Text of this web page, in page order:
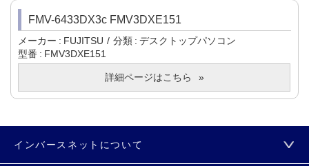
FMV-6433DX3c FMV3DXE151
メーカー FUJITSU 分類
デスクトップパソコン
型番
FMV3DXE151
詳細ページはこちら
インバースネットについて